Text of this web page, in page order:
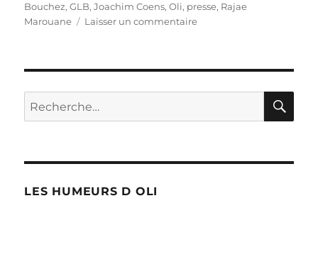
Bouchez,GLB,Joachim Coens,Oli, presse, Rajae
Marouane
Laisser un commentairesur
Recherche
pour :
LES HUMEURS D OLI